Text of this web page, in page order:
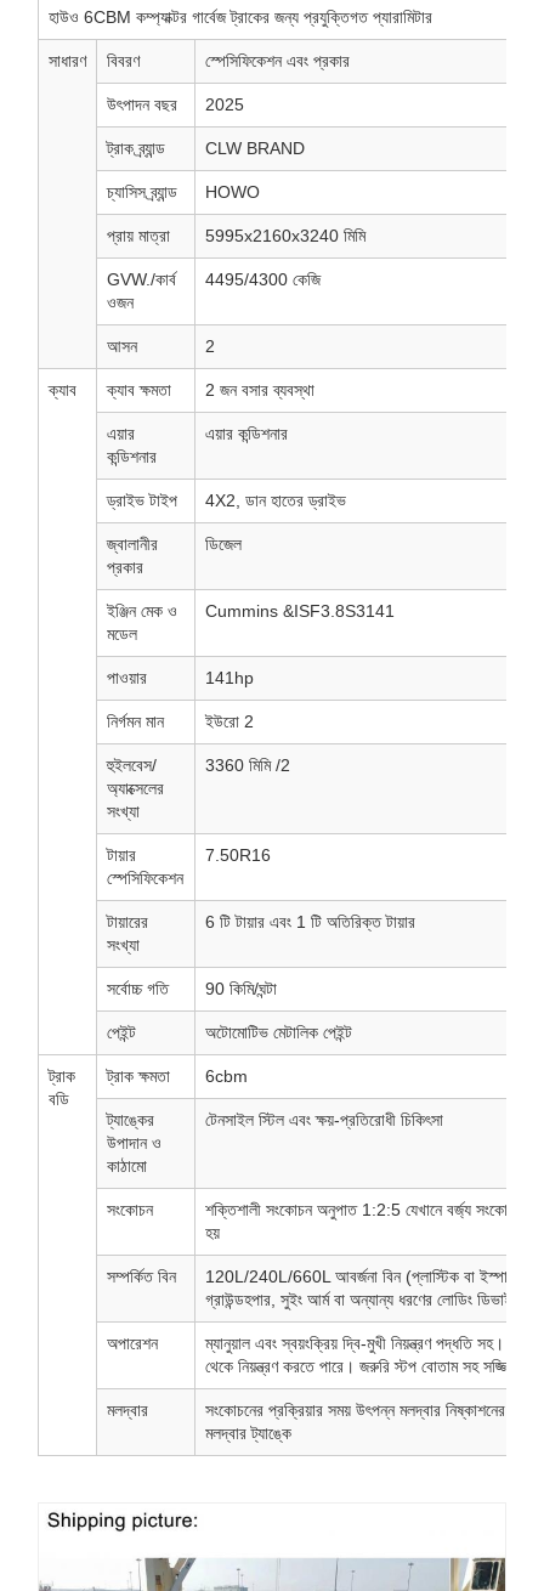
হাউও 6CBM কম্প্যাক্টর গার্বেজ ট্রাকের জন্য প্রযুক্তিগত প্যারামিটার
সাধারণ বিবরণ স্পেসিফিকেশন এবং প্রকার
উৎপাদন বছর 2025
ট্রাক ব্র্যান্ড CLW BRAND
চ্যাসিস ব্র্যান্ড HOWO
প্রায় মাত্রা 5995x2160x3240 মিমি
GVW./কার্ব
ওজন
4495/4300 কেজি
আসন 2
ক্যাব ক্যাব ক্ষমতা 2 জন বসার ব্যবস্থা
এয়ার
কন্ডিশনার
এয়ার কন্ডিশনার
ড্রাইভ টাইপ 4X2, ডান হাতের ড্রাইভ
জ্বালানীর
প্রকার
ডিজেল
ইঞ্জিন মেক ও
মডেল
Cummins &ISF3.8S3141
পাওয়ার 141hp
নির্গমন মান ইউরো 2
হুইলবেস/
অ্যাক্সেলের
সংখ্যা
3360 মিমি /2
টায়ার
স্পেসিফিকেশন
7.50R16
টায়ারের
সংখ্যা
6 টি টায়ার এবং 1 টি অতিরিক্ত টায়ার
সর্বোচ্চ গতি 90 কিমি/ঘন্টা
পেইন্ট অটোমোটিভ মেটালিক পেইন্ট
ট্রাক
বডি
ট্রাক ক্ষমতা 6cbm
ট্যাঙ্কের
উপাদান ও
কাঠামো
টেনসাইল স্টিল এবং ক্ষয়-প্রতিরোধী চিকিৎসা
সংকোচন
শক্তিশালী সংকোচন অনুপাত 1:2:5 যেখানে বর্জ্য সংকোচনের
হয়
সম্পর্কিত বিন
120L/240L/660L আবর্জনা বিন (প্লাস্টিক বা ইস্পাত)
গ্রাউন্ডহপার, সুইং আর্ম বা অন্যান্য ধরণের লোডিং ডিভাইস
অপারেশন
ম্যানুয়াল এবং স্বয়ংক্রিয় দ্বি-মুখী নিয়ন্ত্রণ পদ্ধতি সহ।
থেকে নিয়ন্ত্রণ করতে পারে। জরুরি স্টপ বোতাম সহ সজ্জিত।
মলদ্বার
সংকোচনের প্রক্রিয়ার সময় উৎপন্ন মলদ্বার নিষ্কাশনের
মলদ্বার ট্যাঙ্কে